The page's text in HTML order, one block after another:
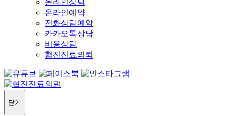
온라인상담
온라인예약
전화상담예약
카카오톡상담
비용상담
협진진료의뢰
닫기